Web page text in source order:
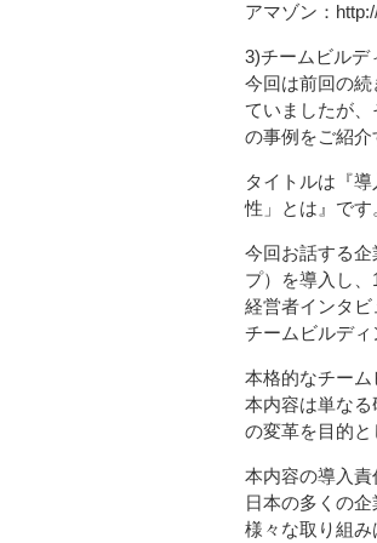
アマゾン：
3)チームビルデ
今回は前回の
ていましたが
の事例をご紹介
タイトルは『
性」とは』です
今回お話する
プ）を導入し
経営者インタ
チームビルディ
本格的なチーム
本内容は単な
の変革を目的と
本内容の導入責
日本の多くの
様々な取り組